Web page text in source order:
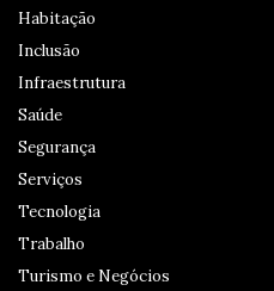
Habitação
Inclusão
Infraestrutura
Saúde
Segurança
Serviços
Tecnologia
Trabalho
Turismo e Negócios